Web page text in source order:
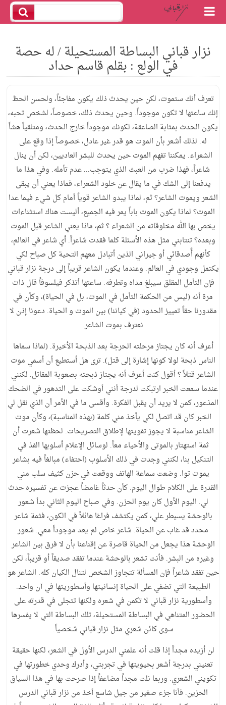
نزار قباني البساطة المستحيلة / له حصة
في الولع : بقلم قاسم حداد
تعرف أنك ستموت، لكن حين يحدث ذلك يكون مفاجئاً، ولحسن الحظ
إنك ساعتها لا تكون موجوداً. وحين يحدث ذلك، خصوصاً، لشخص تحبه،
يكون الحدث بمثابة الصاعقة، لكونك موجوداً خارج الحدث، ومتلقياً هشاً
له. لذلك أشعر بأن الموت هو قدر غير عادل، خصوصاً إذا وقع على
الشعراء. يمكننا تفهم الموت حين يحدث للبشر العاديين، لكن أن ينال
شاعراً، فهذا ضرب من العبث الذي يتوجب... عدم تأمله. وفي هذا ما
يدفعنا إلى الشك في ما يقال عن خلود الشعراء، فماذا يعني أن يبقى
الشعر ويموت الشاعر؟ ثم، لماذا يبدو الشاعر قوياً أمام كل شيء فيما عدا
الموت؟ لماذا يكون الموت باباً يمر فيه الجميع، أليست هناك استثناءات
يخص بها الله مخلوقاته من الشعراء ؟ ثم، ماذا يعني الشاعر قبل الموت
وبعده؟ تنتابني مثل هذه الأسئلة كلما فقدت شاعراً. أي شاعر في العالم،
كأنهم أًصدقائي أو جيراني الذين أتبادل معهم التحية كل صباح لكي
يكتمل وجودي في العالم. وعندما يكون الشاعر قريباً إلى درجة نزار قباني
فإن التأمل المقلق سيبلغ مداه وتطرفه. ساعتها أتذكر فيلسوفاً قال ذات
مرة أنه (ليس من الحكمة التأمل في الموت، بل في الحياة)، وكأن في
مقدورنا حقاً تمييز الحدود (في كياننا) بين الموت و الحياة. دعونا إذن لا
نعترف بموت الشاعر.
أعرف أنه كان يجتاز مرحلته الحرجة بعد الذبحة الأخيرة. (لماذا سماها
الناس ذبحة لولا كونها إشارة إلى قتل). ترى هل أستطيع أن أسمي موت
الشاعر قتلاً ؟ أقول كنت أعرف أنه يجتاز ذبحته بصعوبة المقاتل. لكنني
عندما سمعت الخبر ارتبكت لدرجة أنني أوشكت على التدهور في الضحك
المذعور، كمن لا يريد أن يقبل الفكرة. وأقسى ما في الأمر أن الذي نقل لي
الخبر كان قد اتصل لكي يأخذ مني كلمة (بهذه المناسبة)، وكأن موت
الشاعر مناسبة لا يجوز تفويتها لإطلاق التصريحات. لحظتها شعرت أن
ثمة استهتار بالموتى والأحياء معاً. لوسائل الإعلام أسلوبها الفذ في
التنكيل بنا، لكنني وجدت في ذلك الأسلوب (احتفاء) مبالغاً فيه بشاعر
يموت توا. وضعت سماعة الهاتف ووقعت في حزن كثيف سلب مني
القدرة على الكلام طوال اليوم. كأن حدثاً غامضاً عجزت عن تفسيره حدث
لي. اليوم الأول كان يوم الحزن. وفي صباح اليوم الثاني بدأ شعور
بالوحشة يسيطر علي، كمن يكتشف فراغا هائلاً في الكون، فثمة شاعر
محدد قد غاب عن الحياة. شاعر خاص لم يعد موجوداً معي. شعور
الوحشة هذا يجعل من الحياة قاصرة عن إقناعنا بأن لا فرق بين الشاعر
وغيره من البشر. فأنت تشعر بالوحشة عندما تفقد صديقاً أو قريباً، لكن
حين تفقد شاعراً فإن المسألة تتجاوز الشخص لتنال الكيان كله. الشاعر هو
الطبيعة التي تضفي على الحياة إنسانيتها وأسطوريتها في آن واحد.
وأسطورية نزار قباني لا تكمن في شعره ولكنها تتجلى في قدرته على
الحضور المتناهي في البساطة المستحيلة، تلك البساطة التي لا يفسرها
سوى كائن شعري مثل نزار قباني شخصياً.
لن أزيده مجداً إذا قلت أنه علمني الدرس الأول في الشعر، لكنها حقيقة
تعنيني بدرجة أشعر بحيويتها في تجربتي، وأدرك وحدي خطورتها في
تكويني الشعري. وربما نلت مجداً مضاعفاً إذا صرحت بها في هذا السياق
الحزين. فأنا جزء صغير من جيل شاسع أخذ من نزار قباني الدرس